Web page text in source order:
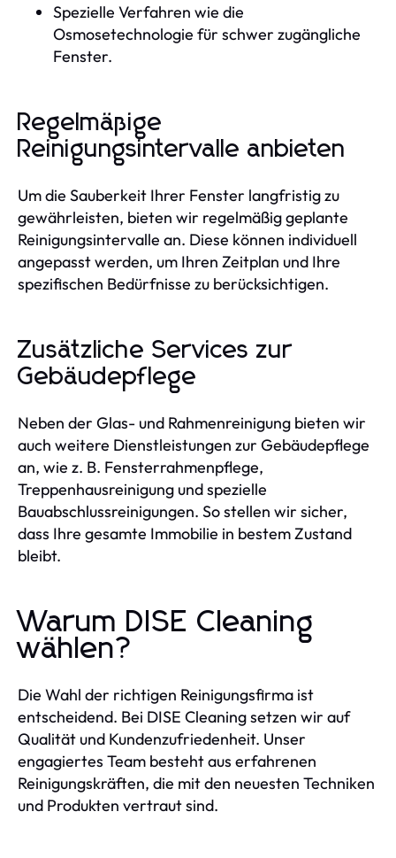
Spezielle Verfahren wie die
Osmosetechnologie für schwer zugängliche
Fenster.
Regelmäßige
Reinigungsintervalle anbieten
Um die Sauberkeit Ihrer Fenster langfristig zu
gewährleisten, bieten wir regelmäßig geplante
Reinigungsintervalle an. Diese können individuell
angepasst werden, um Ihren Zeitplan und Ihre
spezifischen Bedürfnisse zu berücksichtigen.
Zusätzliche Services zur
Gebäudepflege
Neben der Glas- und Rahmenreinigung bieten wir
auch weitere Dienstleistungen zur Gebäudepflege
an, wie z. B. Fensterrahmenpflege,
Treppenhausreinigung und spezielle
Bauabschlussreinigungen. So stellen wir sicher,
dass Ihre gesamte Immobilie in bestem Zustand
bleibt.
Warum DISE Cleaning
wählen?
Die Wahl der richtigen Reinigungsfirma ist
entscheidend. Bei DISE Cleaning setzen wir auf
Qualität und Kundenzufriedenheit. Unser
engagiertes Team besteht aus erfahrenen
Reinigungskräften, die mit den neuesten Techniken
und Produkten vertraut sind.